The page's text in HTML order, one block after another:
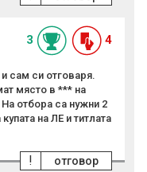
3 4
сам си отговаря.
място в *** на
отбора са нужни 2
на ЛЕ и титлата
отговор
!